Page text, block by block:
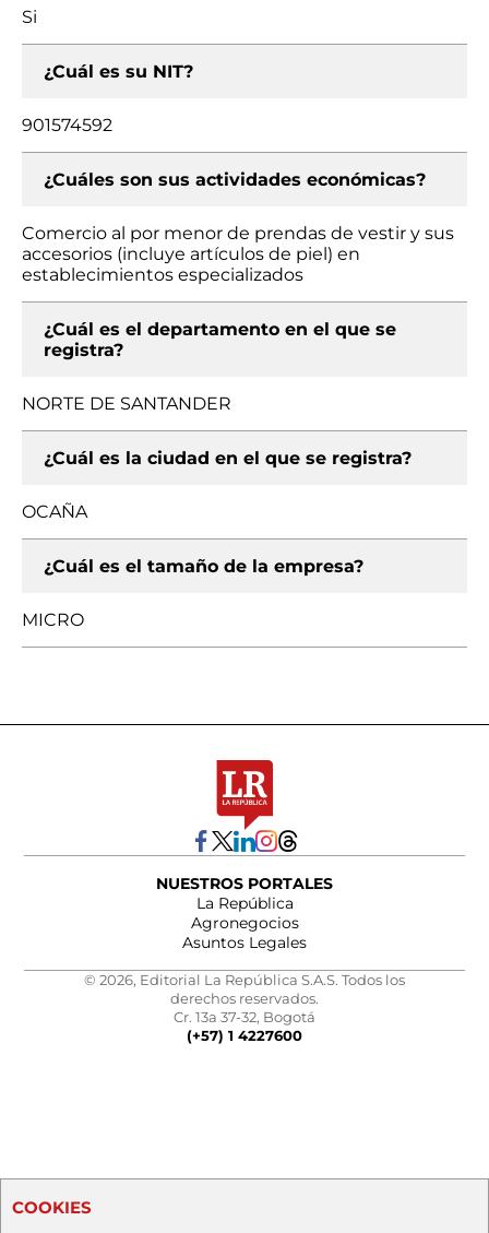
Si
¿Cuál es su NIT?
901574592
¿Cuáles son sus actividades económicas?
Comercio al por menor de prendas de vestir y sus
accesorios (incluye artículos de piel) en
establecimientos especializados
¿Cuál es el departamento en el que se
registra?
NORTE DE SANTANDER
¿Cuál es la ciudad en el que se registra?
OCAÑA
¿Cuál es el tamaño de la empresa?
MICRO
NUESTROS PORTALES
La República
Agronegocios
Asuntos Legales
© 2026, Editorial La República S.A.S. Todos los
derechos reservados.
Cr. 13a 37-32, Bogotá
(+57) 1 4227600
COOKIES